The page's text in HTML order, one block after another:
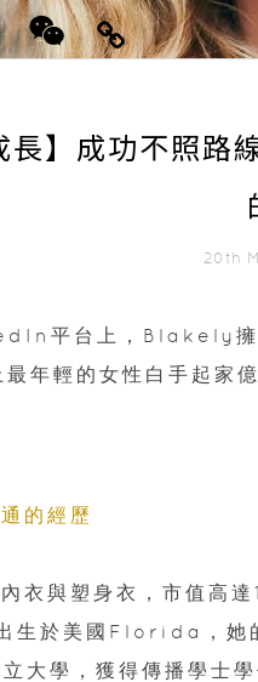
長】成功不照
20th
平台上，Blakely擁
最年輕的女性白手起家
的經歷
內衣與塑身衣，市值
生於美國Florida，她
大學，獲得傳播學士